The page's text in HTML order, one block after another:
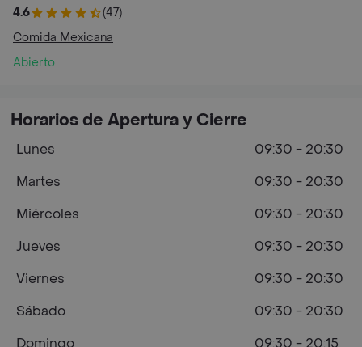
4.6
(47)
Comida Mexicana
Abierto
Horarios de Apertura y Cierre
Lunes
09:30 - 20:30
Martes
09:30 - 20:30
Miércoles
09:30 - 20:30
Jueves
09:30 - 20:30
Viernes
09:30 - 20:30
Sábado
09:30 - 20:30
Domingo
09:30 - 20:15